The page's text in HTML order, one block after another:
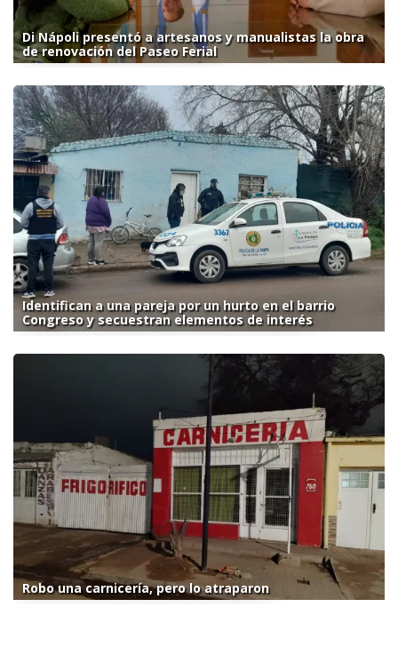
Di Nápoli presentó a artesanos y manualistas la obra
de renovación del Paseo Ferial
Identifican a una pareja por un hurto en el barrio
Congreso y secuestran elementos de interés
Robo una carnicería, pero lo atraparon